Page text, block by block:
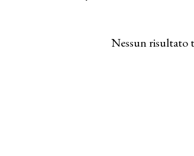
Nessun risultato